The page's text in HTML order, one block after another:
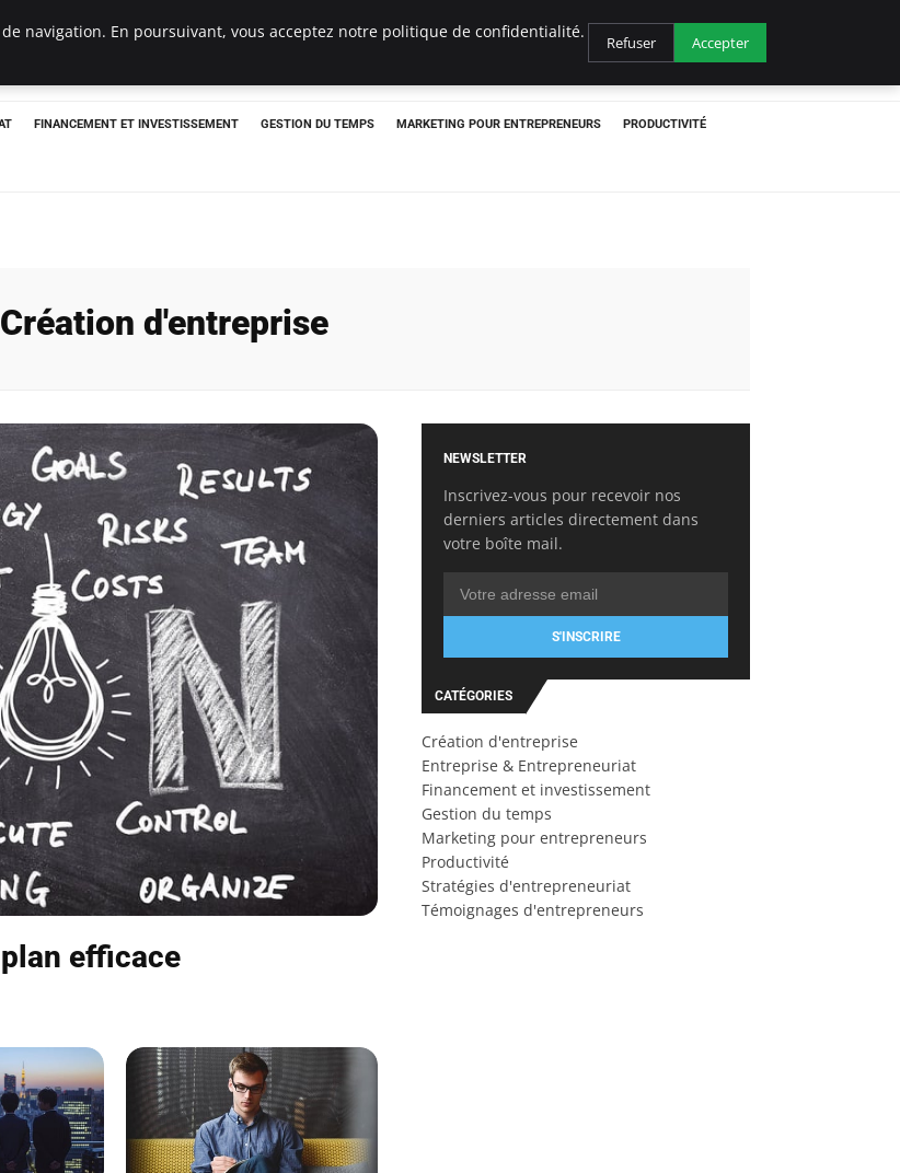
FINANCEMENT ET INVESTISSEMENT GESTION DU TEMPS MARKETING POUR ENTREPRENEURS PRODUCTIVITÉ
Création d'entreprise
efficace
NEWSLETTER
Inscrivez-vous pour recevoir nos
derniers articles directement dans
votre boîte mail.
S'INSCRIRE
CATÉGORIES
Création d'entreprise
Entreprise & Entrepreneuriat
Financement et investissement
Gestion du temps
Marketing pour entrepreneurs
Productivité
Stratégies d'entrepreneuriat
Témoignages d'entrepreneurs
navigation. En poursuivant, vous acceptez notre politique de confidentialité.
Refuser Accepter